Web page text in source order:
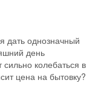
дать однозначный
день
колебаться в
цена на бытовку?